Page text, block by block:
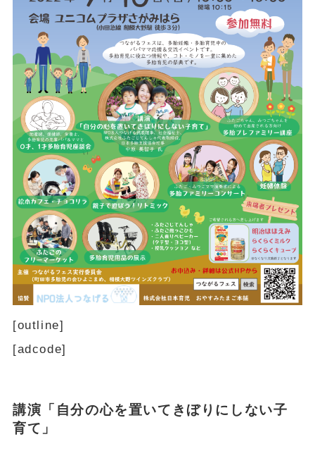
[outline]
[adcode]
講演「自分の心を置いてきぼりにしない子
育て」